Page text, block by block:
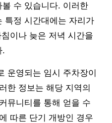
수 있습니다. 이러한
특정 시간대에는 자리가
이나 늦은 저녁 시간을
.
운영되는 임시 주차장이
한 정보는 해당 지역의
뮤니티를 통해 얻을 수
따른 단기 개방인 경우